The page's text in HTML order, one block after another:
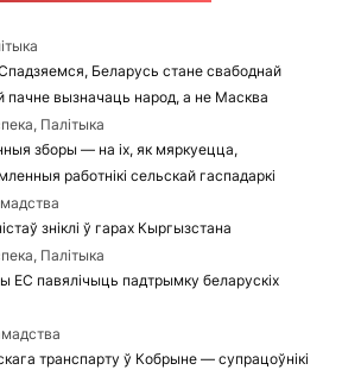
Беларусь стане свабоднай
пачне вызначаць народ, а не Масква
Палітыка
зборы — на іх, як мяркуецца,
работнікі сельскай гаспадаркі
зніклі ў гарах Кыргызстана
Палітыка
ЕС павялічыць падтрымку беларускіх
транспарту ў Кобрыне — супрацоўнікі